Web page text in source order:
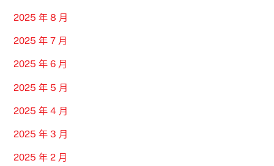
2025 年 8 月
2025 年 7 月
2025 年 6 月
2025 年 5 月
2025 年 4 月
2025 年 3 月
2025 年 2 月